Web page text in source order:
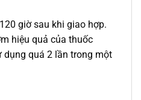
giờ sau khi giao hợp.
hiệu quả của thuốc
dụng quá 2 lần trong một